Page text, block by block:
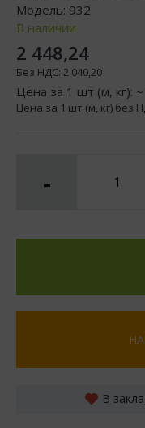
Модель: 932
В наличии
2 448,24
Без НДС: 2 040,20
Цена за 1 шт (м, кг): ~
Цена за 1 шт (м, кг) без
-
В